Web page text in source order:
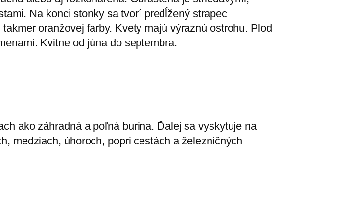
Na konci stonky sa tvorí predĺžený strapec
oranžovej farby. Kvety majú výraznú ostrohu. Plod
Kvitne od júna do septembra.
ako záhradná a poľná burina. Ďalej sa vyskytuje na
medziach, úhoroch, popri cestách a železničných